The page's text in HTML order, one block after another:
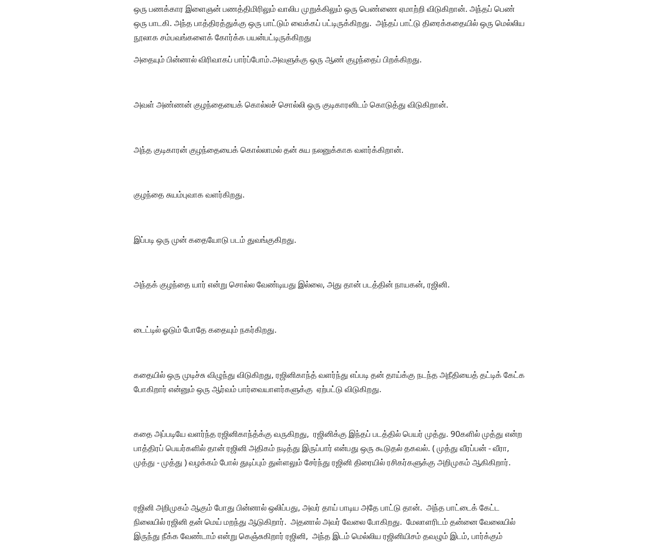
ஒரு பணக்கார இளைஞன் பணத்திமிரிலும் வாலிப முறுக்கிலும் ஒரு பெண்ணை ஏமாற்றி விடுகிறான். அந்தப் பெண்
ஒரு பாடகி. அந்த பாத்திரத்துக்கு ஒரு பாட்டும் வைக்கப் பட்டிருக்கிறது. அந்தப் பாட்டு திரைக்கதையில் ஒரு மெல்லிய
நூலாக சம்பவங்களைக் கோர்க்க பயன்பட்டிருக்கிறது
அதையும் பின்னால் விரிவாகப் பார்ப்போம்.அவளுக்கு ஒரு ஆண் குழந்தைப் பிறக்கிறது.
அவள் அண்ணன் குழந்தையைக் கொல்லச் சொல்லி ஒரு குடிகாரனிடம் கொடுத்து விடுகிறான்.
அந்த குடிகாரன் குழந்தையைக் கொல்லாமல் தன் சுய நலனுக்காக வளர்க்கிறான்.
குழந்தை சுயம்புவாக வளர்கிறது.
இப்படி ஒரு முன் கதையோடு படம் துவங்குகிறது.
அந்தக் குழந்தை யார் என்று சொல்ல வேண்டியது இல்லை, அது தான் படத்தின் நாயகன், ரஜினி.
டைட்டில் ஓடும் போதே கதையும் நகர்கிறது.
கதையில் ஒரு முடிச்சு விழுந்து விடுகிறது, ரஜினிகாந்த் வளர்ந்து எப்படி தன் தாய்க்கு நடந்த அநீதியைத் தட்டிக் கேட்க
போகிறார் என்னும் ஒரு ஆர்வம் பார்வையாளர்களுக்கு ஏற்பட்டு விடுகிறது.
கதை அப்படியே வளர்ந்த ரஜினிகாந்த்க்கு வருகிறது, ரஜினிக்கு இந்தப் படத்தில் பெயர் முத்து. 90களில் முத்து என்ற
பாத்திரப் பெயர்களில் தான் ரஜினி அதிகம் நடித்து இருப்பார் என்பது ஒரு கூடுதல் தகவல். ( முத்து வீரப்பன் - வீரா,
முத்து - முத்து ) வழக்கம் போல் துடிப்பும் துள்ளலும் சேர்ந்து ரஜினி திரையில் ரசிகர்களுக்கு அறிமுகம் ஆகிகிறார்.
ரஜினி அறிமுகம் ஆகும் போது பின்னால் ஒலிப்பது, அவர் தாய் பாடிய அதே பாட்டு தான். அந்த பாட்டைக் கேட்ட
நிலையில் ரஜினி தன் மெய் மறந்து ஆடுகிறார். அதனால் அவர் வேலை போகிறது. மேலாளரிடம் தன்னை வேலையில்
இருந்து நீக்க வேண்டாம் என்று கெஞ்சுகிறார் ரஜினி, அந்த இடம் மெல்லிய ரஜினியிசம் தவழும் இடம், பார்க்கும்